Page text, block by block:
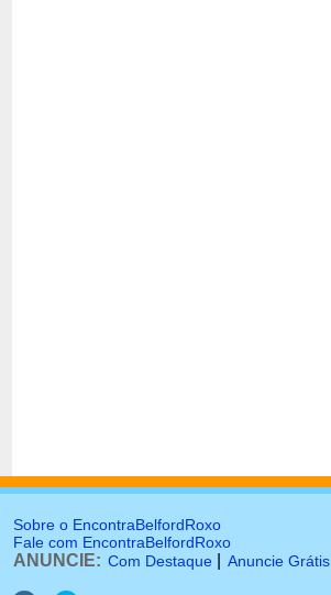
Sobre o EncontraBelfordRoxo
Fale com EncontraBelfordRoxo
ANUNCIE: Com Destaque Anuncie Grátis